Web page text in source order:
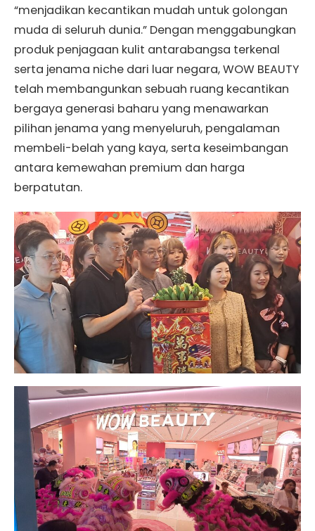
“menjadikan kecantikan mudah untuk golongan
muda di seluruh dunia.” Dengan menggabungkan
produk penjagaan kulit antarabangsa terkenal
serta jenama niche dari luar negara, WOW BEAUTY
telah membangunkan sebuah ruang kecantikan
bergaya generasi baharu yang menawarkan
pilihan jenama yang menyeluruh, pengalaman
membeli-belah yang kaya, serta keseimbangan
antara kemewahan premium dan harga
berpatutan.